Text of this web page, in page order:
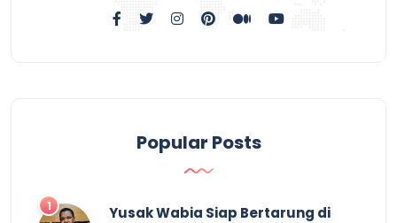
Popular Posts
Yusak Wabia Siap Bertarung di